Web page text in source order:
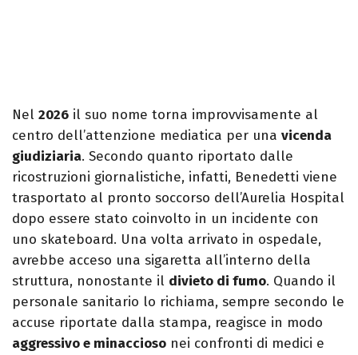
Nel 2026 il suo nome torna improvvisamente al
centro dell’attenzione mediatica per una vicenda
giudiziaria. Secondo quanto riportato dalle
ricostruzioni giornalistiche, infatti, Benedetti viene
trasportato al pronto soccorso dell’Aurelia Hospital
dopo essere stato coinvolto in un incidente con
uno skateboard. Una volta arrivato in ospedale,
avrebbe acceso una sigaretta all’interno della
struttura, nonostante il divieto di fumo. Quando il
personale sanitario lo richiama, sempre secondo le
accuse riportate dalla stampa, reagisce in modo
aggressivo e minaccioso nei confronti di medici e